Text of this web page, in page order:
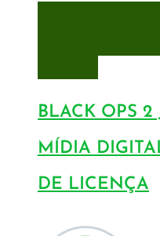
BLACK OPS
MÍDIA
DE LICENÇA